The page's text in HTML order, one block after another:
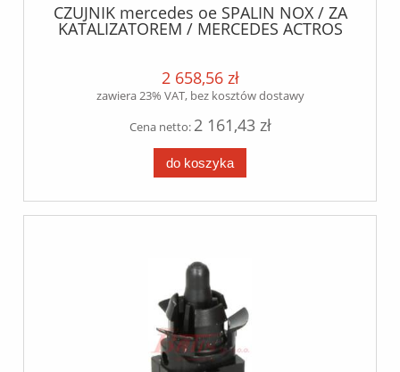
CZUJNIK mercedes oe SPALIN NOX / ZA
KATALIZATOREM / MERCEDES ACTROS
reklamacja // wtyczka płaska / EURO 5 /
2 658,56 zł
zawiera 23% VAT, bez kosztów dostawy
Cena netto: 2 161,43 zł
do koszyka